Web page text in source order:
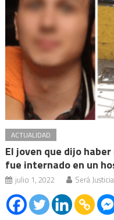
ACTUALIDAD
El joven que dijo
fue internado en un
julio 1, 2022 Será Justicia